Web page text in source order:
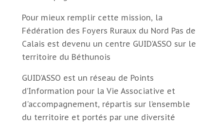
Pour mieux remplir cette mission, la
Fédération des Foyers Ruraux du Nord Pas de
Calais est devenu un centre GUID'ASSO sur le
territoire du Béthunois
GUID'ASSO est un réseau de Points
d’Information pour la Vie Associative et
d'accompagnement, répartis sur l’ensemble
du territoire et portés par une diversité